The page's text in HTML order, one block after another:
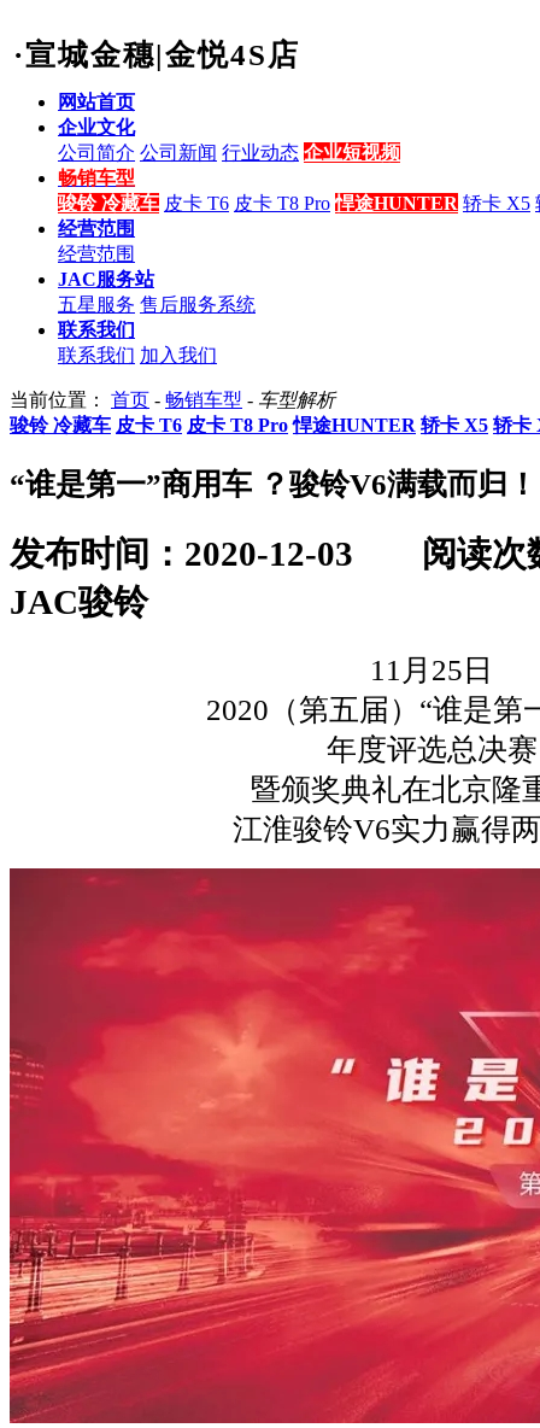
·宣城金穗|金悦4S店
网站首页
企业文化
公司简介 公司新闻 行业动态 企业短视频
畅销车型
骏铃 冷藏车 皮卡 T6 皮卡 T8 Pro 悍途HUNTER 轿卡 X5
经营范围
经营范围
JAC服务站
五星服务 售后服务系统
联系我们
联系我们 加入我们
当前位置： 首页 - 畅销车型 - 车型解析
骏铃 冷藏车 皮卡 T6 皮卡 T8 Pro 悍途HUNTER 轿卡 X5 轿卡
“谁是第一”商用车 ？骏铃V6满载而归！
发布时间：2020-12-03
阅读次
JAC骏铃
11月25日
2020（第五届）“谁是第
年度评选总决赛
暨颁奖典礼在北京隆
江淮骏铃V6实力赢得